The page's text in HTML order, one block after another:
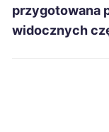
Radomsko
przygotowana
widocznych